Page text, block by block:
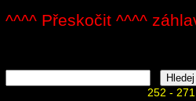
^^^^ Přeskočit ^^^^
252 -